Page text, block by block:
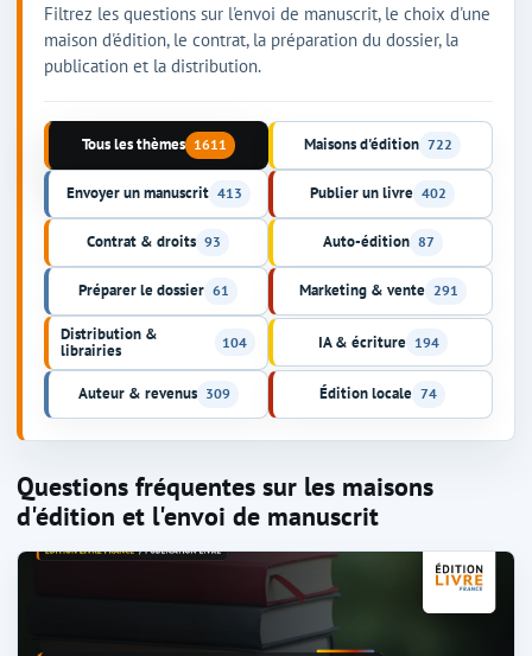
Filtrez les questions sur l'envoi de manuscrit, le choix d'une
maison d'édition, le contrat, la préparation du dossier, la
publication et la distribution.
Tous les thèmes 1611 Maisons d'édition 722
Envoyer un manuscrit 413 Publier un livre 402
Contrat & droits 93 Auto-édition 87
Préparer le dossier 61 Marketing & vente 291
Distribution &
librairies
104 IA & écriture 194
Auteur & revenus 309 Édition locale 74
Questions fréquentes sur les maisons
d'édition et l'envoi de manuscrit